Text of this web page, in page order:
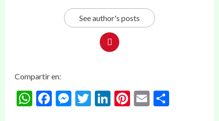
See author's posts
Compartir en:
WhatsApp
Facebook
Messenger
Twitter
LinkedIn
Pinterest
Email